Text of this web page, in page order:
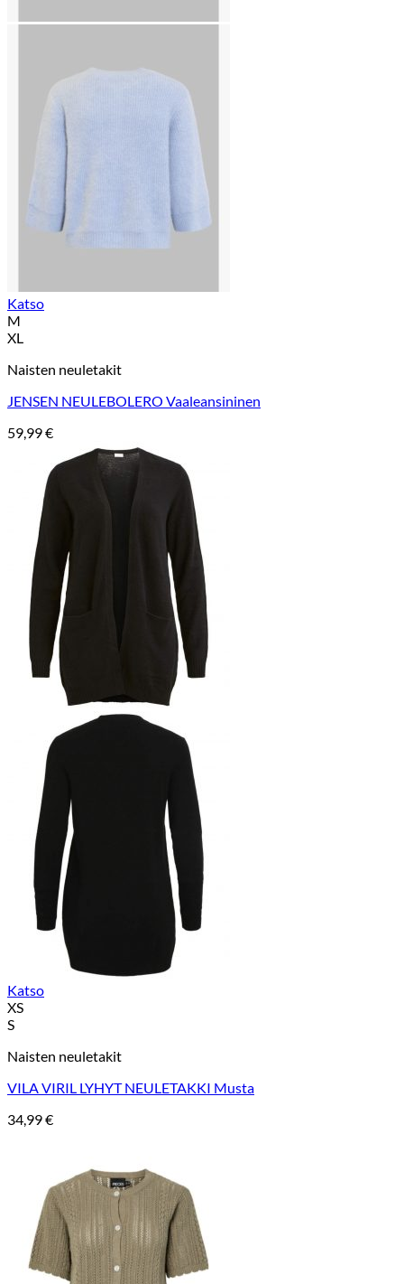
Katso
M
XL
Naisten neuletakit
JENSEN NEULEBOLERO Vaaleansininen
59,99€
Katso
XS
S
Naisten neuletakit
VILA VIRIL LYHYT NEULETAKKI Musta
34,99€